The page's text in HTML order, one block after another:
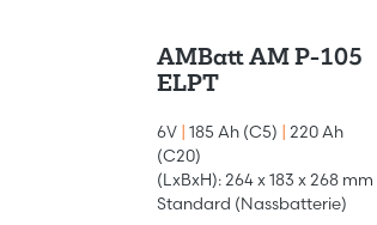
AMBatt AM P-105
ELPT
6V 185 Ah (C5)
220 Ah
(C20)
(LxBxH): 264 x 183 x 268 mm
Standard (Nassbatterie)